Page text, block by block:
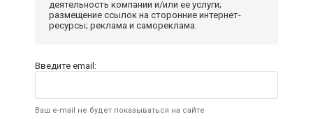
деятельность компании и/или ее услуги;
размещение ссылок на сторонние интернет-
ресурсы; реклама и самореклама.
Введите email:
Ваш e-mail не будет показываться на сайте